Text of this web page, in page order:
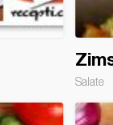
Salate